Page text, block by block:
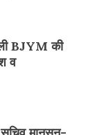
BJYM की
व